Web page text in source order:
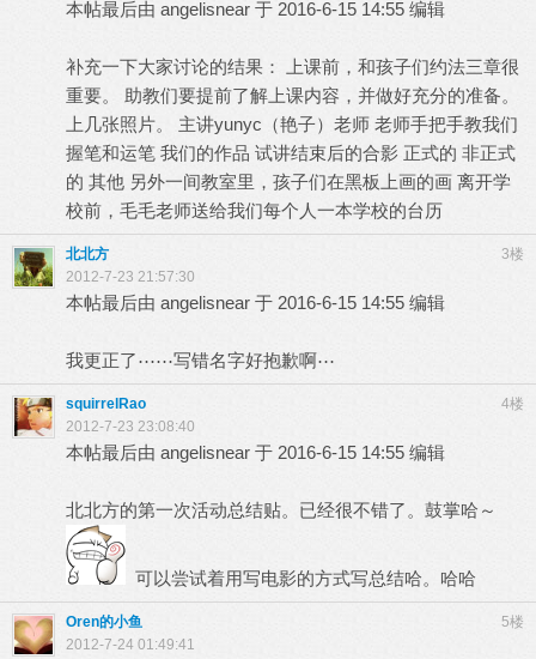
本帖最后由 angelisnear 于 2016-6-15 14:55 编辑
补充一下大家讨论的结果： 上课前，和孩子们约法三章很
重要。 助教们要提前了解上课内容，并做好充分的准备。
上几张照片。 主讲yunyc（艳子）老师 老师手把手教我们
握笔和运笔 我们的作品 试讲结束后的合影 正式的 非正式
的 其他 另外一间教室里，孩子们在黑板上画的画 离开学
校前，毛毛老师送给我们每个人一本学校的台历
3楼
北北方
2012-7-23 21:57:30
本帖最后由 angelisnear 于 2016-6-15 14:55 编辑
我更正了⋯⋯写错名字好抱歉啊⋯
4楼
squirrelRao
2012-7-23 23:08:40
本帖最后由 angelisnear 于 2016-6-15 14:55 编辑
北北方的第一次活动总结贴。已经很不错了。鼓掌哈～
可以尝试着用写电影的方式写总结哈。哈哈
5楼
Oren的小鱼
2012-7-24 01:49:41